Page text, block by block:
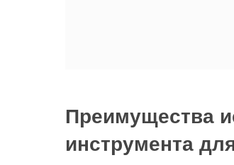
Преимущества
инструмента